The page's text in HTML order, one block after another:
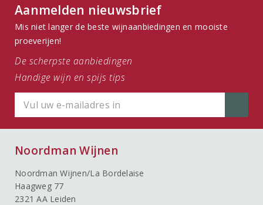
Aanmelden nieuwsbrief
Mis niet langer de beste wijnaanbiedingen en mooiste
proeverijen!
De scherpste aanbiedingen
Handige wijn en spijs tips
Noordman Wijnen
Noordman Wijnen/La Bordelaise
Haagweg 77
2321 AA Leiden